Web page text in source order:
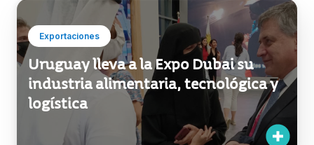
Exportaciones
Uruguay lleva a la Expo Dubai su
industria alimentaria, tecnológica y
logística